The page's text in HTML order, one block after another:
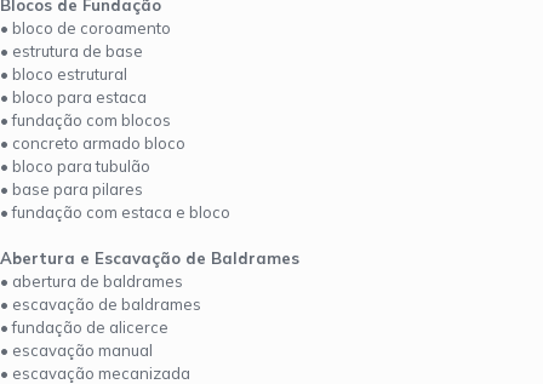
Blocos de Fundação
• bloco de coroamento
• estrutura de base
• bloco estrutural
• bloco para estaca
• fundação com blocos
• concreto armado bloco
• bloco para tubulão
• base para pilares
• fundação com estaca e bloco
Abertura e Escavação de Baldrames
• abertura de baldrames
• escavação de baldrames
• fundação de alicerce
• escavação manual
• escavação mecanizada